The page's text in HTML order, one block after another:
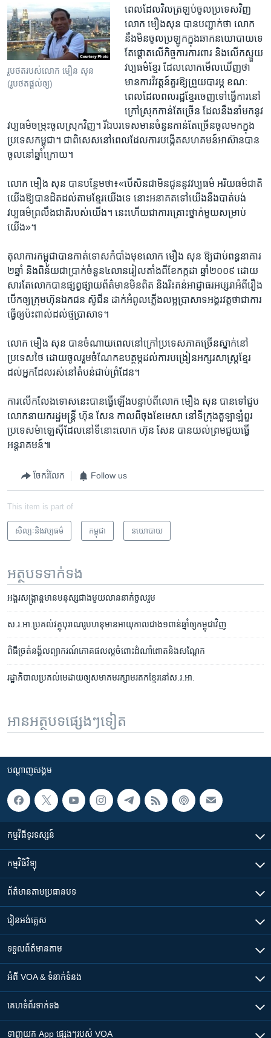
រូបថតរបស់លោក មឿន សុន
(រូបថតផ្តល់ឲ្យ)
ពេល​ដែល​វិលត្រឡប់​ចូល​ប្រទេស​វិញ​
លោក មឿងសុន បាន​បញ្ជាក់​ថា លោក​
នឹង​មិន​ចូល​ប្រឡូក​ក្នុង​ឆាក​នយោបាយ​ទេ
តែ​ផ្តោត​លើ​កិច្ចការ​ការពារ និង​លើក​ស្ទួយ​
វប្បធម៌​ខ្មែរ ដែល​លោក​មើល​ឃើញ​ថា
មាន​ការវិវត្តន៍​គួរ​ឱ្យ​ព្រួយ​បារម្ភ ខណៈ​
ពេល​ដែល​ពលរដ្ឋ​ខ្មែរ​ចេញ​ទៅ​ធ្វើ​ការ​នៅ​
ក្រៅស្រុក​កាន់​តែ​ច្រើន ដែល​នឹង​នាំ​មក​នូវ​
វប្បធម៌​ចម្រុះ​ចូល​ស្រុក​វិញ។ រីឯ​បរទេស​មាន​ចំនួន​កាន់តែ​ច្រើន​ចូល​មក​ក្នុង​
ប្រទេស​កម្ពុជា។ ជាពិសេស​នៅ​ពេល​ដែល​ការ​បង្កើត​សហគមន៍​អាស៊ាន​បាន​
ចូល​នៅ​ឆ្នាំ​ក្រោយ។
លោក មឿង សុន បាន​បន្ថែម​ថា៖«បើសិន​ជា​មិន​ជូន​នូវ​វប្បធម៌​ អរិយធម៌​ជាតិ​
យើង​ឱ្យ​បាន​ដិតដល់​តាម​ខ្មែរ​យើង​ទេ នោះ​អនាគត​ទៅ​យើង​នឹង​បាត់​បង់​
វប្បធម៌​ព្រលឹង​ជាតិ​របស់​យើង។ នេះ​ហើយ​ជា​ការ​គ្រោះថ្នាក់​មួយ​សម្រាប់​
យើង‍»។​
តុលាការ​កម្ពុជា​បាន​កាត់​ទោស​កំបាំងមុខ​លោក មឿង សុន ឱ្យជាប់​ពន្ធនាគារ​
២ឆ្នាំ ​និង​ពិន័យ​ជា​ប្រាក់​ចំនួន​៤​លាន​រៀល​តាំង​ពី​ខែ​កក្កដា ​ឆ្នាំ​២០០៩ ​ដោយ​
សារតែ​លោក​បាន​ផ្សព្វផ្សាយ​ព័ត៌មាន​មិន​ពិត​ និង​រិះគន់​អាជ្ញាធរ​អប្សរា​អំពី​រឿង​
បើក​ឲ្យ​ក្រុមហ៊ុន​ឯកជន​ ស៊ូជីន ដាក់​អំពូល​ភ្លើង​លម្អ​ប្រាសាទអង្គរវត្ត​ថា​ជា​ការ​
ធ្វើ​ឲ្យ​ប៉ះពាល់​ដល់​ថ្ម​ប្រាសាទ។
លោក មឿង សុន បាន​ចំណាយ​ពេល​នៅ​ក្រៅ​ប្រទេស​ភាគច្រើន​ស្នាក់​នៅ​
ប្រទេស​ថៃ ដោយ​ចូលរួម​ចំណែក​ឧបត្ថម្ភ​ដល់​ការ​បង្រៀន​អក្សរសាស្រ្ត​ខ្មែរ​
ដល់​អ្នក​ដែល​រស់នៅ​តំបន់​ជាប់​ព្រំដែន។​
ការ​លើកលែង​ទោស​នេះ​បាន​ធ្វើ​ឡើង​បន្ទាប់ពី​លោក មឿង សុន បាន​ទៅ​ជួប​
លោក​នាយក​រដ្ឋមន្ត្រី ហ៊ុន សែន កាលពី​ចុងខែ​មេសា នៅ​ទីក្រុង​គួឡាឡំពួរ
ប្រទេស​ម៉ាឡេស៊ី​ដែល​នៅ​ទីនោះ​លោក ហ៊ុន សែន បាន​យល់​ព្រម​ជួយ​ធ្វើ
អន្តរាគមន៍៕
ចែករំលែក Follow us
This item is part of
សិល្បៈនិងវប្បធម៌ កម្ពុជា នយោបាយ
អត្ថបទ​ទាក់ទង
អង្គរ​សង្ក្រាន្ត​មាន​មនុស្ស​ជាង​មួយ​លាន​នាក់​ចូល​រួម
ស.រ.អា.​ប្រគល់​វត្ថុ​បុរាណ​រូប​ហនុមាន​អាយុ​កាល​ជាង​១ពាន់​ឆ្នាំ​​ឲ្យ​កម្ពុជា​វិញ
ពិធីច្រត់​នង្គ័ល​ព្យាករណ៍​ភោគផលល្អ​ចំពោះ​ដំណាំ​ពោត​និង​សណ្តែក
រដ្ឋាភិបាល​ប្រគល់​មេដាយ​ឲ្យ​សមាគម​រក្សា​មរតក​ខ្មែរ​នៅ​ស.រ.អា.
អានអត្ថបទផ្សេងៗទៀត
បណ្តាញ​សង្គម
កម្មវិធី​ទូរទស្សន៍
កម្មវិធី​វិទ្យុ
ព័ត៌មាន​តាមប្រធានបទ​
រៀន​​អង់គ្លេស
ទទួល​ព័ត៌មាន​តាម
អំពី​ VOA & ទំនាក់ទំនង
គេហទំព័រ​​ទាក់ទង
ទាញយក​ App ផ្សេងៗ​របស់​ VOA